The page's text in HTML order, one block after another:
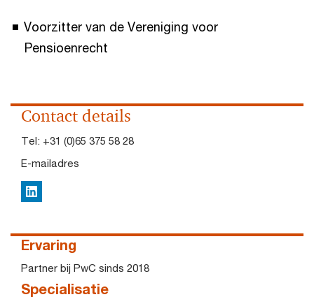
Voorzitter van de Vereniging voor
Pensioenrecht
Contact details
Tel: +31 (0)65 375 58 28
E-mailadres
LinkedIn
Ervaring
Partner bij PwC sinds 2018
Specialisatie